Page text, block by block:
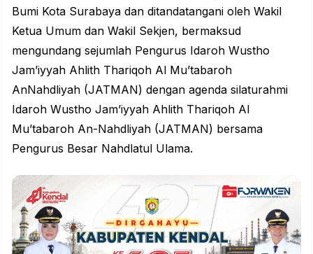
Bumi Kota Surabaya dan ditandatangani oleh Wakil
Ketua Umum dan Wakil Sekjen, bermaksud
mengundang sejumlah Pengurus Idaroh Wustho
Jam’iyyah Ahlith Thariqoh Al Mu’tabaroh
AnNahdliyah (JATMAN) dengan agenda silaturahmi
Idaroh Wustho Jam’iyyah Ahlith Thariqoh Al
Mu’tabaroh An-Nahdliyah (JATMAN) bersama
Pengurus Besar Nahdlatul Ulama.